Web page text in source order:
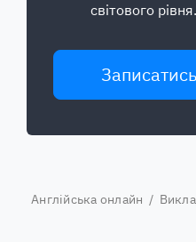
світового
Англійська онлайн /